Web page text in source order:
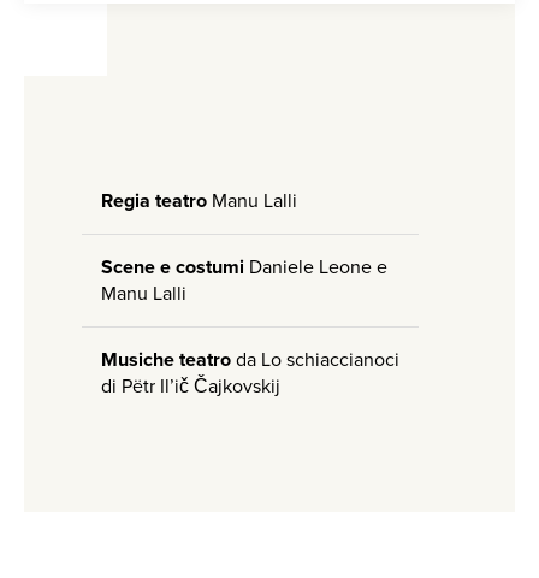
Regia teatro Manu Lalli
Scene e costumi Daniele Leone e
Manu Lalli
Musiche teatroda Lo schiaccianoci
di Pëtr Il’ič Čajkovskij